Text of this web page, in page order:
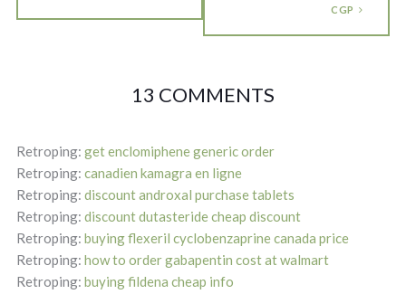
CGP
13 COMMENTS
Retroping: get enclomiphene generic order
Retroping: canadien kamagra en ligne
Retroping: discount androxal purchase tablets
Retroping: discount dutasteride cheap discount
Retroping: buying flexeril cyclobenzaprine canada price
Retroping: how to order gabapentin cost at walmart
Retroping: buying fildena cheap info